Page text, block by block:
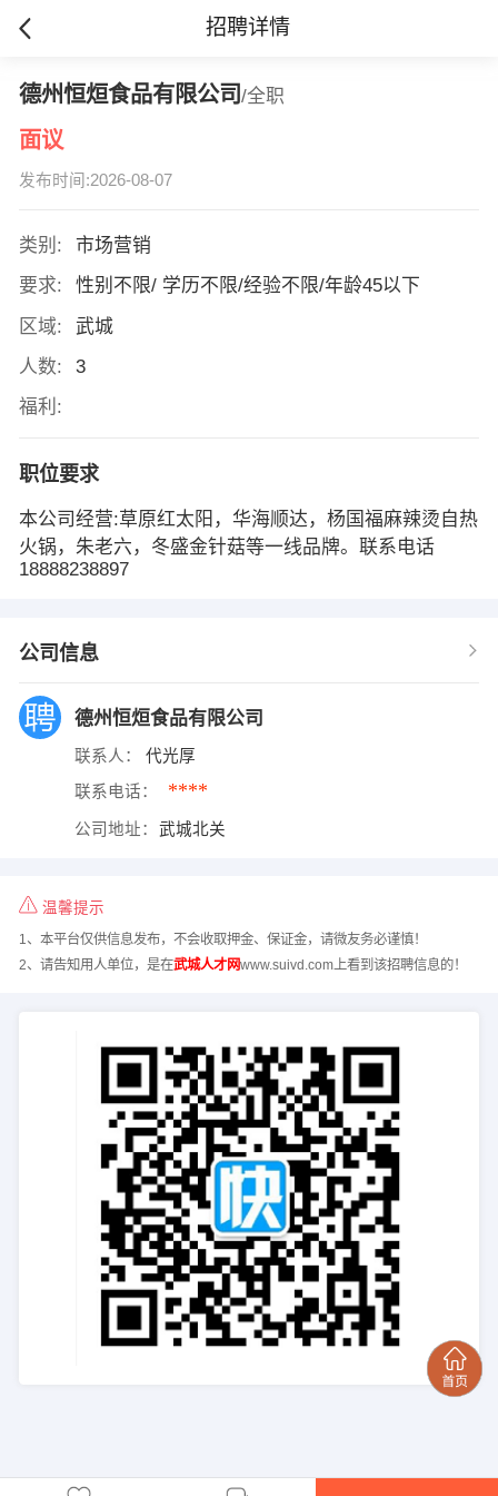
招聘详情
德州恒烜食品有限公司/全职
面议
发布时间:2026-08-07
类别:
市场营销
要求:
性别不限/ 学历不限/经验不限/年龄45以下
区域:
武城
人数:
3
福利:
职位要求
本公司经营:草原红太阳，华海顺达，杨国福麻辣烫自热
火锅，朱老六，冬盛金针菇等一线品牌。联系电话
18888238897
公司信息
德州恒烜食品有限公司
联系人： 代光厚
联系电话： ****
公司地址： 武城北关
温馨提示
1、本平台仅供信息发布，不会收取押金、保证金，请微友务必谨慎！
2、请告知用人单位，是在武城人才网www.suivd.com上看到该招聘信息的！